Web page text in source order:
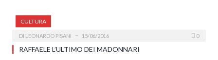
CULTURA
DI LEONARDO PISANI 15/06/2016 0
RAFFAELE L’ULTIMO DEI MADONNARI